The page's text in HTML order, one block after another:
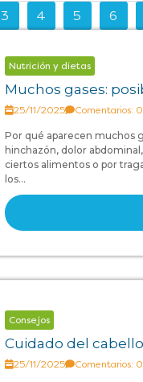
nosotros
nosotros
3 4 5 6
Nutrición y dietas
Muchos gases:
25/11/2025 Comentarios: 0
Por qué aparecen muchos
hinchazón, dolor
ciertos alimentos o por
los...
Consejos
Cuidado del
25/11/2025 Comentarios: 0